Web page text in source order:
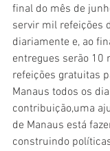
final do mês de
servir mil refeições
diariamente e, ao
entregues serão 10
refeições gratuitas
Manaus todos os
contribuição,uma
de Manaus está
construindo